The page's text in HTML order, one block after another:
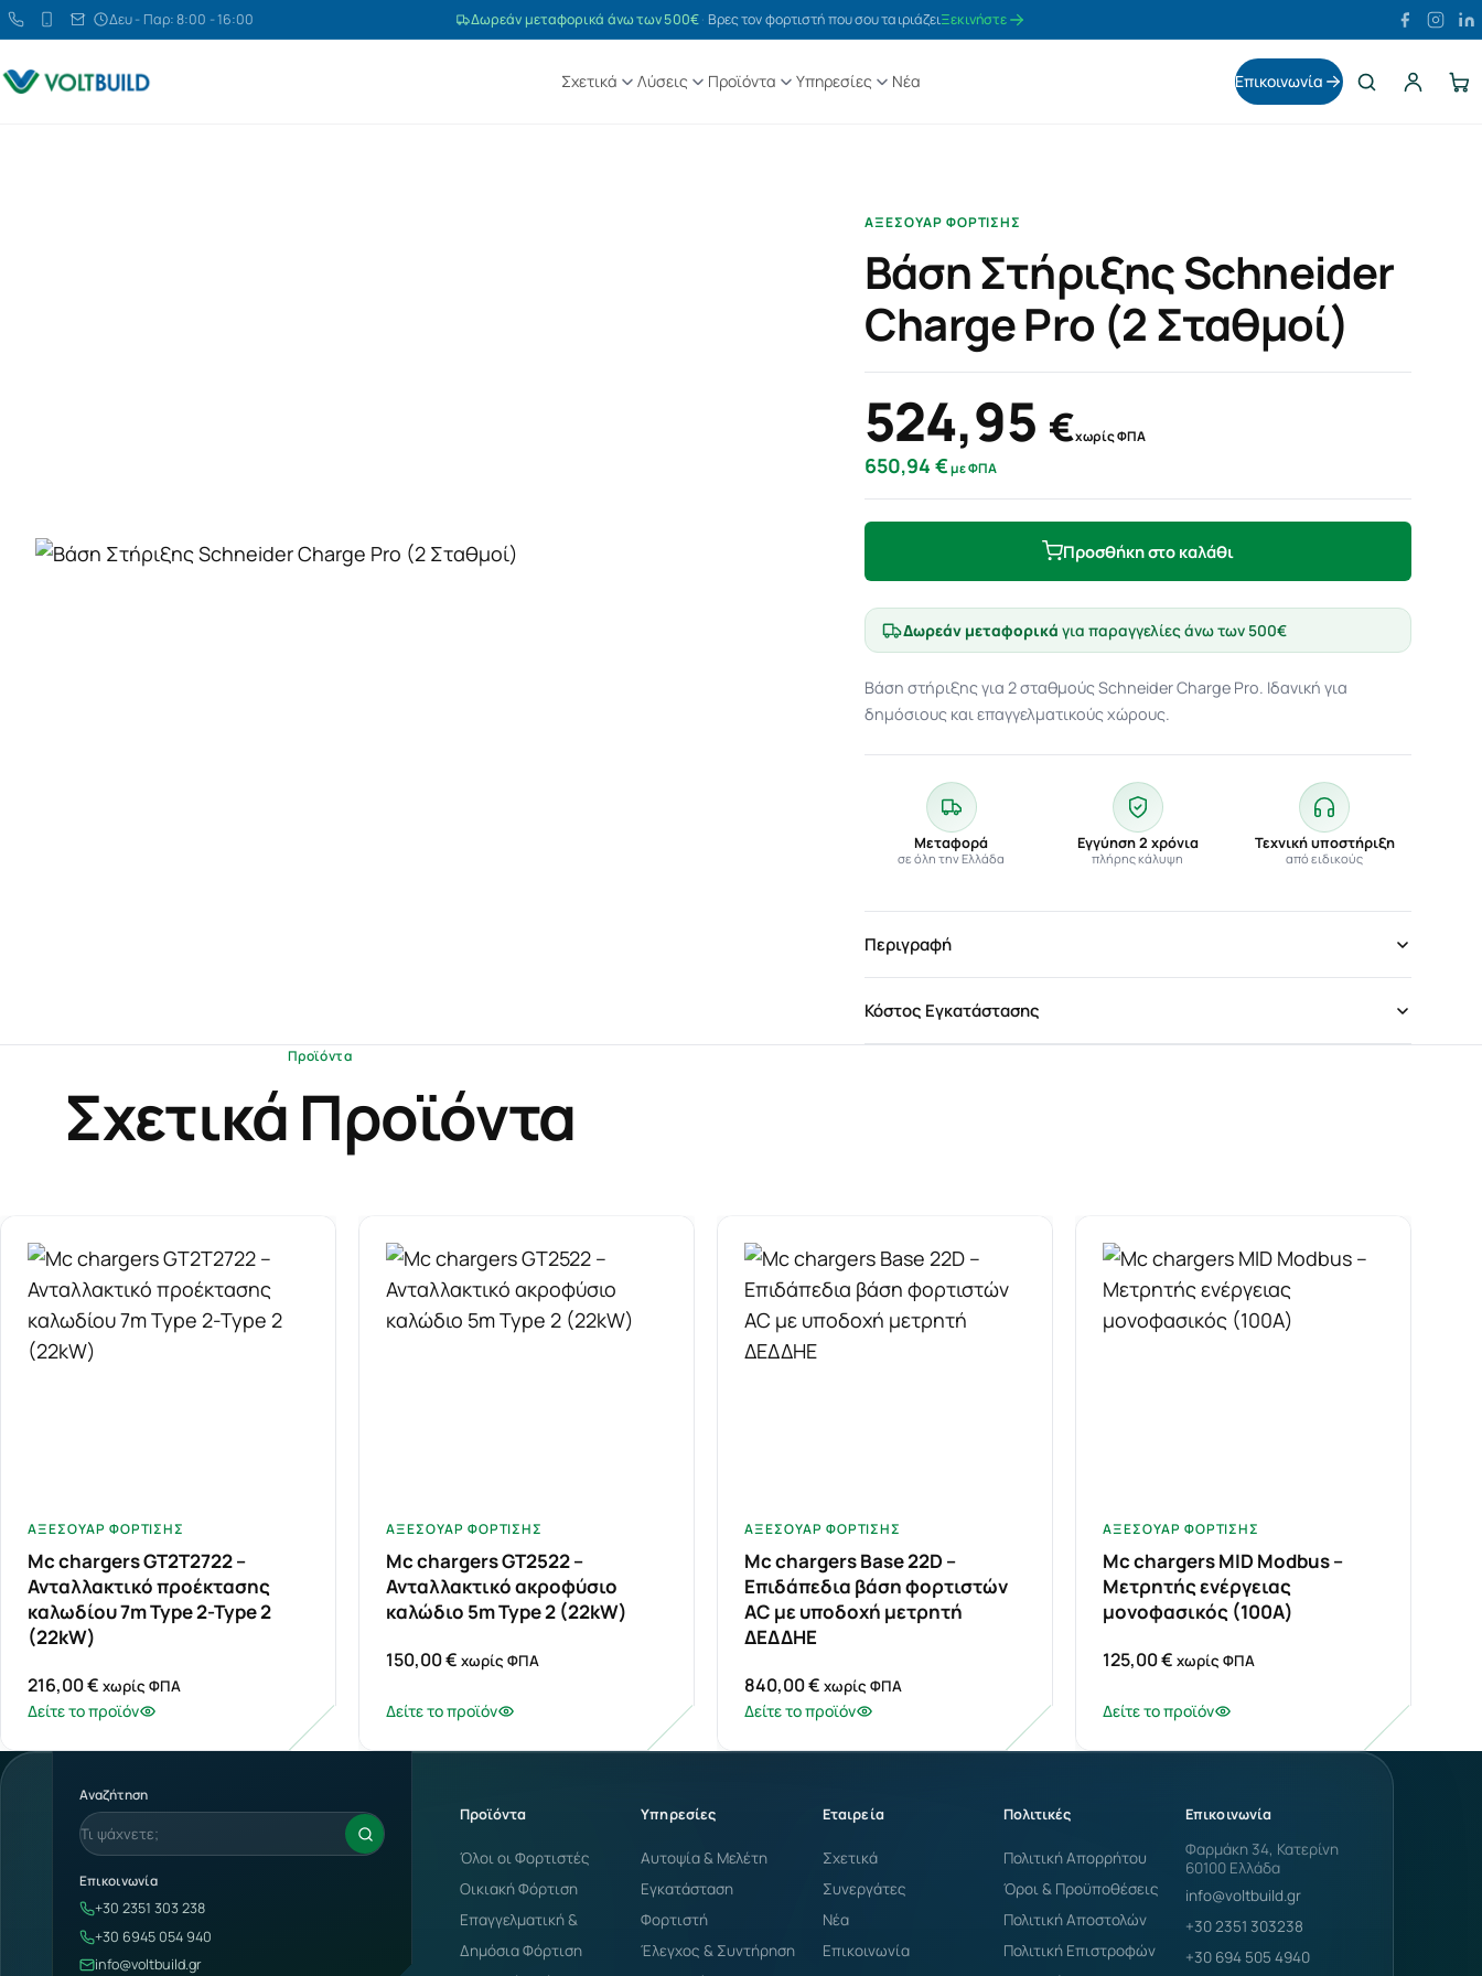
+30 2351303238
+30 6945054940
info@voltbuild.gr
Δευ - Παρ: 8:00 - 16:00 Δωρεάν μεταφορικά άνω των 500€· Βρες τον φορτιστή που σου ταιριάζειΞεκινήστε Facebook
Σχετικά Λύσεις Προϊόντα Υπηρεσίες Νέα Επικοινωνία Αναζήτηση
ΑΞΕΣΟΥΆΡ ΦΌΡΤΙΣΗΣ
Βάση Στήριξης Schneider
Charge Pro (2 Σταθμοί)
524,95 €χωρίς ΦΠΑ
650,94 €με ΦΠΑ
Προσθήκη στο καλάθι
Δωρεάν μεταφορικά για παραγγελίες άνω των 500€
Βάση στήριξης για 2 σταθμούς Schneider Charge Pro. Ιδανική για
δημόσιους και επαγγελματικούς χώρους.
Μεταφορά
σε όλη την Ελλάδα
Εγγύηση 2 χρόνια
πλήρης κάλυψη
Τεχνική υποστήριξη
από ειδικούς
Περιγραφή
Κόστος Εγκατάστασης
Προϊόντα
Σχετικά Προϊόντα
ΑΞΕΣΟΥΆΡ ΦΌΡΤΙΣΗΣ
Mc chargers GT2T2722 –
Ανταλλακτικό προέκτασης
καλωδίου 7m Type 2-Type 2
(22kW)
216,00€ χωρίς ΦΠΑ
Δείτε το προϊόν
ΑΞΕΣΟΥΆΡ ΦΌΡΤΙΣΗΣ
Mc chargers GT2522 –
Ανταλλακτικό ακροφύσιο
καλώδιο 5m Type 2 (22kW)
150,00€ χωρίς ΦΠΑ
Δείτε το προϊόν
ΑΞΕΣΟΥΆΡ ΦΌΡΤΙΣΗΣ
Mc chargers Base 22D –
Επιδάπεδια βάση φορτιστών
AC με υποδοχή μετρητή
ΔΕΔΔΗΕ
840,00€ χωρίς ΦΠΑ
Δείτε το προϊόν
ΑΞΕΣΟΥΆΡ ΦΌΡΤΙΣΗΣ
Mc chargers MID Modbus –
Μετρητής ενέργειας
μονοφασικός (100Α)
125,00€ χωρίς ΦΠΑ
Δείτε το προϊόν
Subscribe
Αναζήτηση
Επικοινωνία
+30 2351 303 238
+30 6945 054 940
info@voltbuild.gr
Προϊόντα
Όλοι οι Φορτιστές
Οικιακή Φόρτιση
Επαγγελματική &
Δημόσια Φόρτιση
Υπηρεσίες
Αυτοψία & Μελέτη
Εγκατάσταση
Φορτιστή
Έλεγχος & Συντήρηση
Εταιρεία
Σχετικά
Συνεργάτες
Νέα
Επικοινωνία
Πολιτικές
Πολιτική Απορρήτου
Όροι & Προϋποθέσεις
Πολιτική Αποστολών
Πολιτική Επιστροφών
Επικοινωνία
Φαρμάκη 34, Κατερίνη
60100 Ελλάδα
info@voltbuild.gr
+30 2351 303238
+30 694 505 4940